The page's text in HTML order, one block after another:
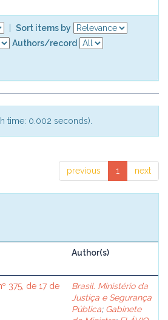
Sort items by
Authors/record
time: 0.002 seconds).
previous 1 next
Author(s)
375, de 17 de
Brasil. Ministério da
Justiça e Segurança
Pública; Gabinete